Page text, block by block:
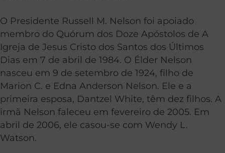
O Presidente Russell M. Nelson foi apoiado
membro do Quórum dos Doze Apóstolos de A
Igreja de Jesus Cristo dos Santos dos Últimos
Dias em 7 de abril de 1984. O Élder Nelson
nasceu em 9 de setembro de 1924, filho de
Marion C. e Edna Anderson Nelson. Ele e a
primeira esposa, Dantzel White, têm dez filhos. A
irmã Nelson faleceu em fevereiro de 2005. Em
abril de 2006, ele casou-se com Wendy L.
Watson.